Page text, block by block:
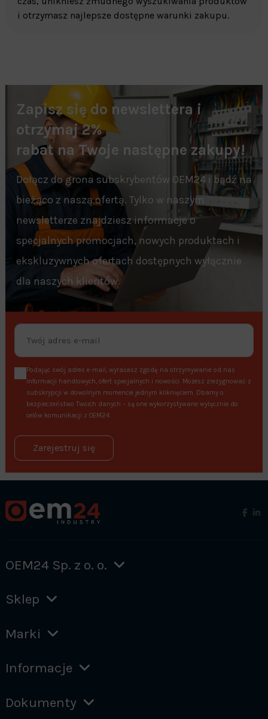
i otrzymasz najlepsze dostępne warunki zakupu.
Zapisz się do newslettera i
otrzymaj 2%
rabat na Twoje następne zakupy!
Dołącz do grona subskrybentów OEM24 i bądź na
bieżąco z naszą ofertą. Tylko w naszym
newsletterze znajdziesz informacje o
specjalnych promocjach, nowych produktach i
ekskluzywnych ofertach dostępnych wyłącznie
dla naszych klientów.
Podając swój adres e-mail, wyrażasz zgodę na otrzymywanie od nas
informacji handlowych, ofert specjalnych i nowości. Możesz zrezygnować z
subskrypcji w dowolnym momencie jednym kliknięciem. Dbamy o
bezpieczeństwo Twoich danych – są one wykorzystywane wyłącznie do
celów komunikacji z OEM24.
Zarejestruj się
OEM24 Sp. z o. o.
Sklep
Marki
Informacje
Dokumenty